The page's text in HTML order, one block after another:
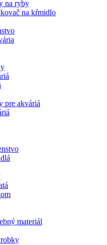
na ryby
na kŕmidlo
pre akváriá
materiál